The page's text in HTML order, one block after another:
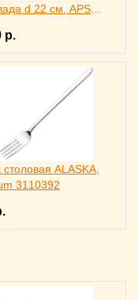
d 22 см, APS
р.
столовая ALASKA,
3110392